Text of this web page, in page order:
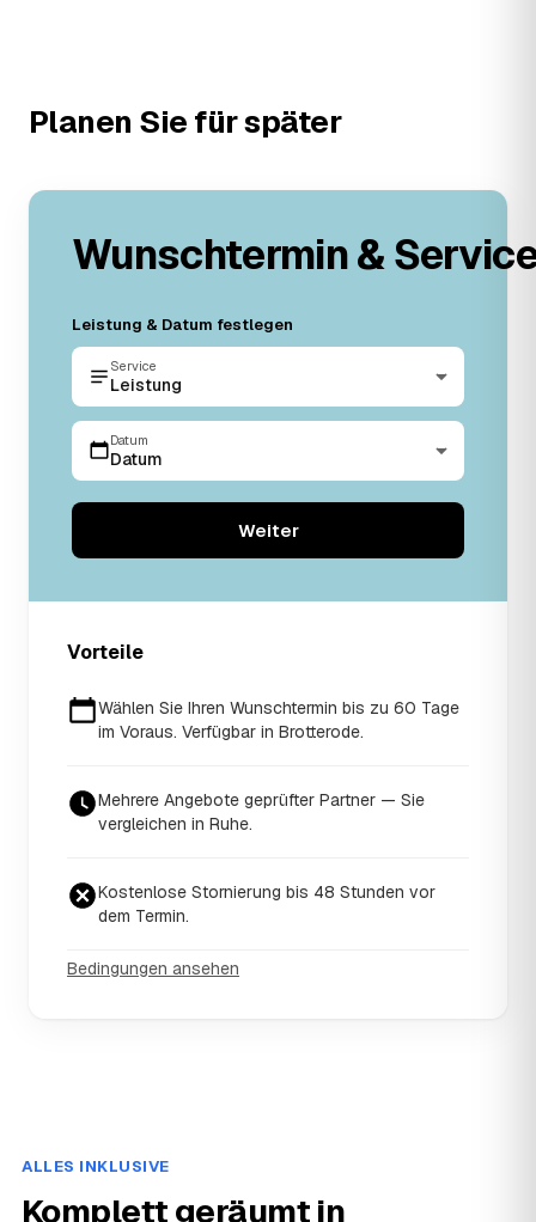
Planen Sie für später
Wunschtermin &
Leistung & Datum festlegen
Service
Leistung
Datum
Datum
Weiter
Vorteile
Wählen Sie Ihren Wunschtermin bis zu 60 Tage
im Voraus. Verfügbar in Brotterode.
Mehrere Angebote geprüfter Partner — Sie
vergleichen in Ruhe.
Kostenlose Stornierung bis 48 Stunden vor
dem Termin.
Bedingungen ansehen
ALLES INKLUSIVE
Komplett geräumt in